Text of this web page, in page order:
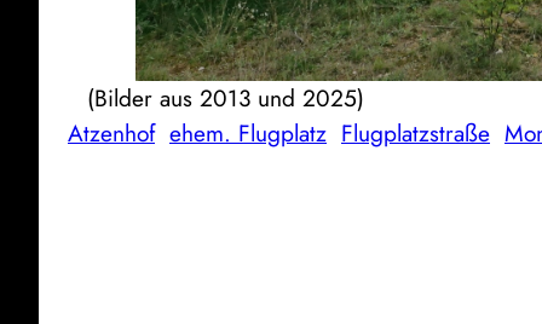
(Bilder aus 2013 und 2025)
Atzenhof ehem. Flugplatz Flugplatzstraße